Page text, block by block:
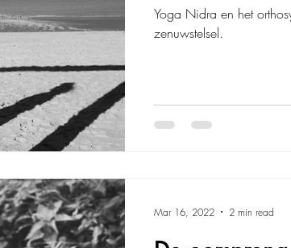
Yoga Nidra en het
zenuwstelsel.
Mar 16, 2022 2 min read